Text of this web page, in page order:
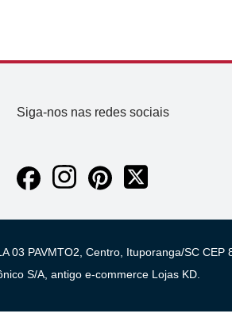
Siga-nos nas redes sociais
03 PAVMTO2, Centro, Ituporanga/SC CEP
S/A, antigo e-commerce Lojas KD.